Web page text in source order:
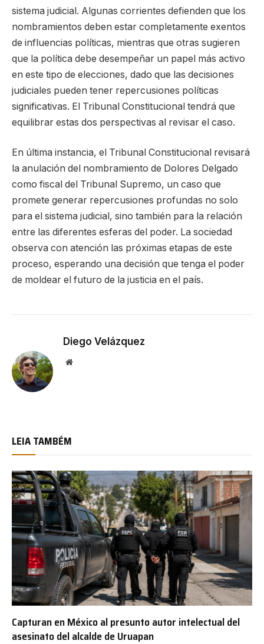
sistema judicial. Algunas corrientes defienden que los
nombramientos deben estar completamente exentos
de influencias políticas, mientras que otras sugieren
que la política debe desempeñar un papel más activo
en este tipo de elecciones, dado que las decisiones
judiciales pueden tener repercusiones políticas
significativas. El Tribunal Constitucional tendrá que
equilibrar estas dos perspectivas al revisar el caso.
En última instancia, el Tribunal Constitucional revisará
la anulación del nombramiento de Dolores Delgado
como fiscal del Tribunal Supremo, un caso que
promete generar repercusiones profundas no solo
para el sistema judicial, sino también para la relación
entre las diferentes esferas del poder. La sociedad
observa con atención las próximas etapas de este
proceso, esperando una decisión que tenga el poder
de moldear el futuro de la justicia en el país.
Diego Velázquez
Website
LEIA TAMBÉM
Capturan en México al presunto autor intelectual del
asesinato del alcalde de Uruapan